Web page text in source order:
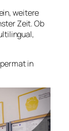
weitere
Zeit. Ob
in